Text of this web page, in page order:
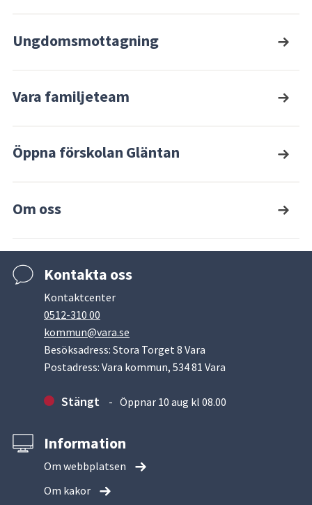
Ungdomsmottagning
Vara familjeteam
Öppna förskolan Gläntan
Om oss
Kontakta oss
Kontaktcenter
0512-310 00
kommun@vara.se
Besöksadress: Stora Torget 8 Vara
Postadress: Vara kommun, 534 81 Vara
Stängt Öppnar 10 aug kl 08.00
Information
Om webbplatsen
Om kakor